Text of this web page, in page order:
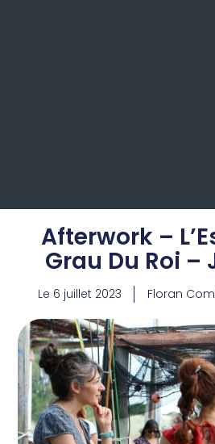
Afterwork –
Grau Du Roi –
Le 6 juillet 2023 Floran